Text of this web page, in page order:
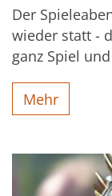
Der
wieder statt -
ganz Spiel
Mehr